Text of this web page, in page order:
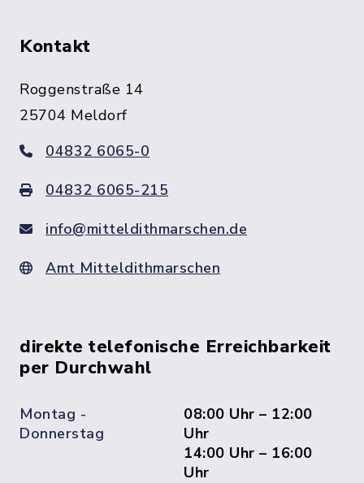
Kontakt
Roggenstraße 14
25704 Meldorf
04832 6065-0
04832 6065-215
info@mitteldithmarschen.de
Amt Mitteldithmarschen
direkte telefonische Erreichbarkeit
per Durchwahl
Montag -
Donnerstag
08:00 Uhr – 12:00
Uhr
14:00 Uhr – 16:00
Uhr